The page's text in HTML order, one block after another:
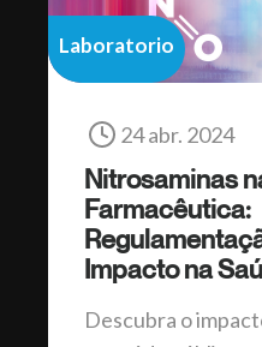
Laboratorio
24 abr. 2024
Nitrosaminas
Farmacêutica:
Impacto na
Descubra o